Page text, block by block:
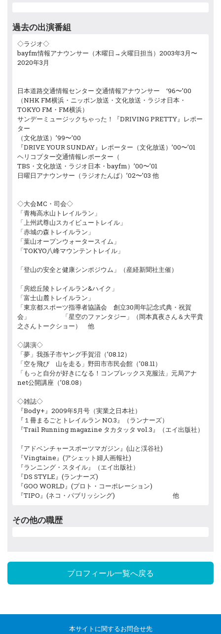
過去の出演番組
◇ラジオ◇
bayfm情報アナウンサー（木曜日→火曜日担当）2003年3月〜
2020年3月
日本道路交通情報センター 交通情報アナウンサー ‘96〜’00
（NHK FM横浜・ニッポン放送・文化放送・ラジオ日本・
TOKYO FM・FM横浜）
サンデーミュージックちゃった！『DRIVING PRETTY』レポー
ター
（文化放送）’99〜’00
『DRIVE YOUR SUNDAY』レポーター（文化放送）’00〜’01
ヘリコプター交通情報レポーター（
TBS・文化放送・ラジオ日本・bayfm）’00〜’01
日曜日アナウンサー（ラジオたんぱ）’02〜’03 他
◇大会MC・司会◇
「青梅高水山トレイルラン」
「上州武尊山スカイビュートレイル」
「赤城の森トレイルラン」
「葉山オープンウォータースイム」
「TOKYO八峰マウンテントレイル」
「登山の安全と健康シンポジウム」（産経新聞社主催）
「房総丘陵トレイルラン&ハイク」
「富士山麓トレイルラン」
「東京都スポーツ指導者協議会 創立30周年記念式典・祝賀
会」 「星空のファンタジー」（岡本真夜さん＆大平貴
之さんトークショー） 他
◇講演◇
「夢」我孫子市ヤング手賀沼（’08.12）
「空を飛び 山を走る」野田市市民会館（’08.11）
「もっと自分が好きになる！コンプレックス克服法」元局アナ
net公開講座（’08.08）
◇雑誌◇
『Body+』2009年5月号（実業之日本社）
『１冊まるごとトレイルラン NO.3』（ランナーズ）
『Trail Running magazine タカタッタ vol.3』（エイ出版社）
『アドベンチャースポーツマガジン』(山と渓谷社)
『Vingtaine』(アシェット婦人画報社)
『ランニング・スタイル』（エイ出版社）
『DS STYLE』(ランナーズ)
『GOO WORLD』(プロト・コーポレーション)
『TIPO』(ネコ・パブリッシング) 他
その他の職歴
プロフィール一覧へ戻る
本サイトに関するお問合せ先